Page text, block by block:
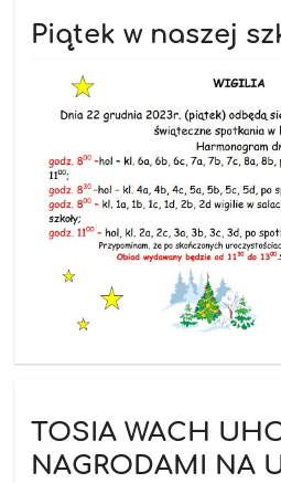
Piątek w naszej
TOSIA WACH
NAGRODAMI NA